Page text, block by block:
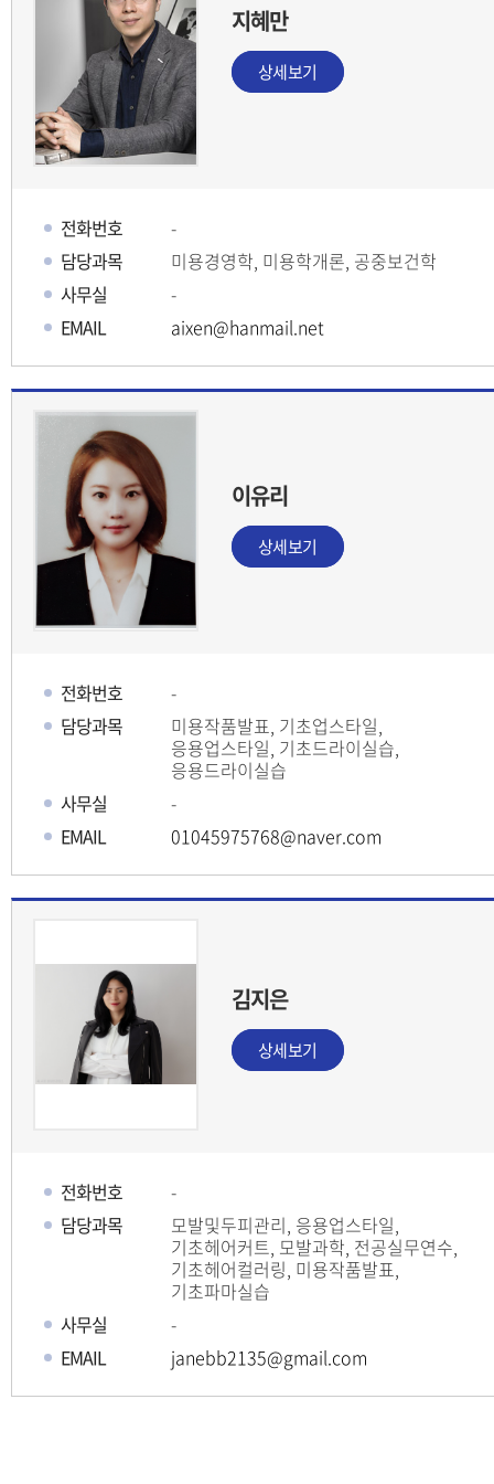
지혜만
상세보기
전화번호
-
담당과목
미용경영학, 미용학개론, 공중보건학
사무실
-
EMAIL
aixen@hanmail.net
이유리
상세보기
전화번호
-
담당과목
미용작품발표, 기초업스타일,
응용업스타일, 기초드라이실습,
응용드라이실습
사무실
-
EMAIL
01045975768@naver.com
김지은
상세보기
전화번호
-
담당과목
모발및두피관리, 응용업스타일,
기초헤어커트, 모발과학, 전공실무연수,
기초헤어컬러링, 미용작품발표,
기초파마실습
사무실
-
EMAIL
janebb2135@gmail.com